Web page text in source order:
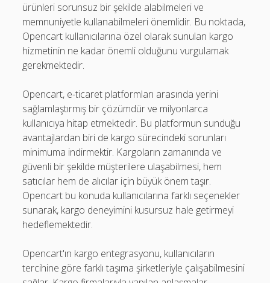
ürünleri sorunsuz bir şekilde alabilmeleri ve
memnuniyetle kullanabilmeleri önemlidir. Bu noktada,
Opencart kullanıcılarına özel olarak sunulan kargo
hizmetinin ne kadar önemli olduğunu vurgulamak
gerekmektedir.
Opencart, e-ticaret platformları arasında yerini
sağlamlaştırmış bir çözümdür ve milyonlarca
kullanıcıya hitap etmektedir. Bu platformun sunduğu
avantajlardan biri de kargo sürecindeki sorunları
minimuma indirmektir. Kargoların zamanında ve
güvenli bir şekilde müşterilere ulaşabilmesi, hem
satıcılar hem de alıcılar için büyük önem taşır.
Opencart bu konuda kullanıcılarına farklı seçenekler
sunarak, kargo deneyimini kusursuz hale getirmeyi
hedeflemektedir.
Opencart'ın kargo entegrasyonu, kullanıcıların
tercihine göre farklı taşıma şirketleriyle çalışabilmesini